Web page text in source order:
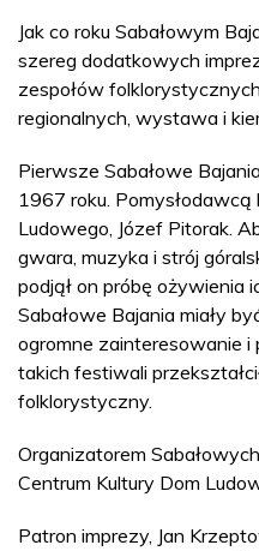
Jak co roku Sabałowym
szereg dodatkowych
zespołów
regionalnych, wystawa i
Pierwsze Sabałowe
1967 roku.
Ludowego, Józef Pitorak.
gwara, muzyka i strój
podjął on próbę ożywienia
Sabałowe Bajania miały
ogromne zainteresowanie
takich festiwali
folklorystyczny.
Organizatorem
Centrum Kultury Dom
Patron imprezy, Jan